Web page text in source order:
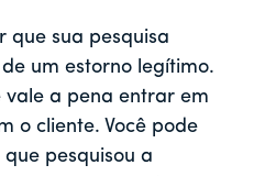
que sua pesquisa
um estorno legítimo.
vale a pena entrar em
o cliente. Você pode
pesquisou a